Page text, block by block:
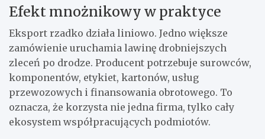
Efekt mnożnikowy w praktyce
Eksport rzadko działa liniowo. Jedno większe
zamówienie uruchamia lawinę drobniejszych
zleceń po drodze. Producent potrzebuje surowców,
komponentów, etykiet, kartonów, usług
przewozowych i finansowania obrotowego. To
oznacza, że korzysta nie jedna firma, tylko cały
ekosystem współpracujących podmiotów.